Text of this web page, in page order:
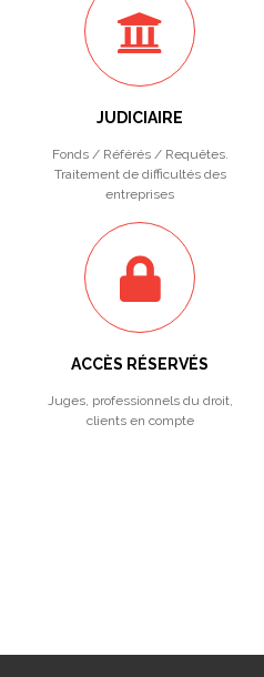
JUDICIAIRE
Fonds / Référés / Requêtes.
Traitement de difficultés des
entreprises
ACCÈS RÉSERVÉS
Juges, professionnels du droit,
clients en compte